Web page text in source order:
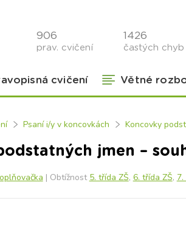
906
prav. cvičení
1426
častých chyb
cvičení Větné
Psaní i/y v koncovkách Koncovky
jmen –
| Obtížnost 5. třída ZŠ, 6. třída ZŠ,